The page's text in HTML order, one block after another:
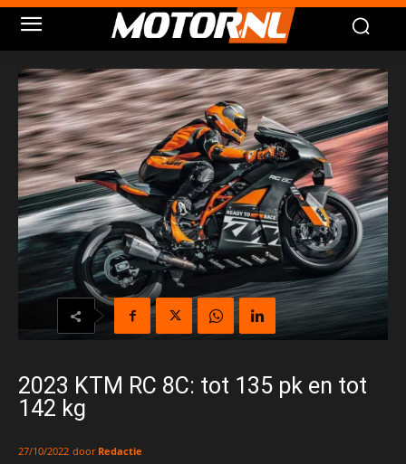
2023 KTM RC 8C: tot 135 pk en tot
142 kg
27/10/2022 door Redactie